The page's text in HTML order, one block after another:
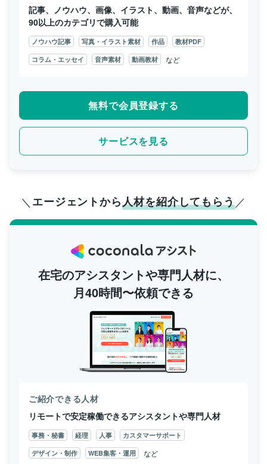
記事、ノウハウ、画像、イラスト、動画、音声などが、
90以上のカテゴリで購入可能
ノウハウ記事 写真・イラスト素材 作品 教材PDF
コラム・エッセイ 音声素材 動画教材 など
無料で会員登録する
サービスを見る
エージェントから人材を紹介してもらう
在宅のアシスタントや専門人材に、
月40時間〜依頼できる
ご紹介できる人材
リモートで安定稼働できるアシスタントや専門人材
事務・秘書 経理 人事 カスタマーサポート
デザイン・制作 WEB集客・運用 など